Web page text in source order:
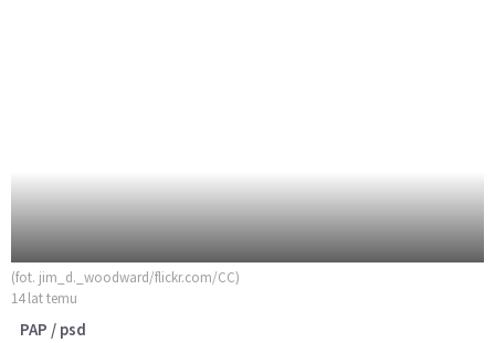
(fot. jim_d._woodward/flickr.com/CC)
14 lat temu
PAP / psd